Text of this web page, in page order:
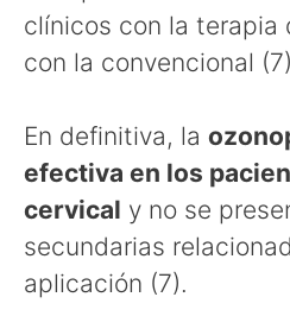
clínicos con la terapia
con la convencional
En definitiva, la
efectiva en los
cervical y no se
secundarias
aplicación (7).